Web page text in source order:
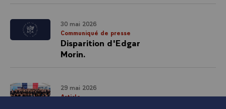
30 mai 2026
Communiqué de presse
Disparition d'Edgar
Morin.
29 mai 2026
Article